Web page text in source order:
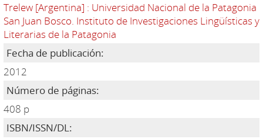
Trelew [Argentina] : Universidad Nacional de la Patagonia
San Juan Bosco. Instituto de Investigaciones Lingüísticas y
Literarias de la Patagonia
Fecha de publicación:
2012
Número de páginas:
408 p
ISBN/ISSN/DL: